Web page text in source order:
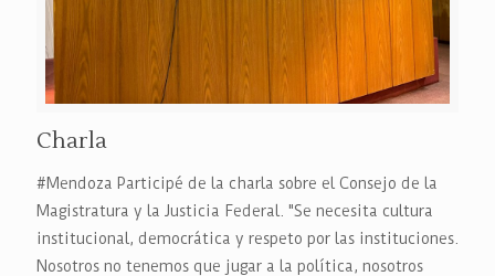
Charla
#Mendoza Participé de la charla sobre el Consejo de la
Magistratura y la Justicia Federal. "Se necesita cultura
institucional, democrática y respeto por las instituciones.
Nosotros no tenemos que jugar a la política, nosotros